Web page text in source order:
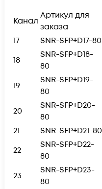
Канал
Артикул для
заказа
17
SNR-SFP+D17-80
18
SNR-SFP+D18-
80
19
SNR-SFP+D19-
80
20
SNR-SFP+D20-
80
21
SNR-SFP+D21-80
22
SNR-SFP+D22-
80
23
SNR-SFP+D23-
80